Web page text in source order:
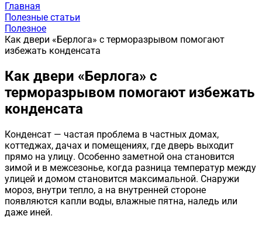
Главная
Полезные статьи
Полезное
Как двери «Берлога» с терморазрывом помогают
избежать конденсата
Как двери «Берлога» с
терморазрывом помогают избежать
конденсата
Конденсат — частая проблема в частных домах,
коттеджах, дачах и помещениях, где дверь выходит
прямо на улицу. Особенно заметной она становится
зимой и в межсезонье, когда разница температур между
улицей и домом становится максимальной. Снаружи
мороз, внутри тепло, а на внутренней стороне
появляются капли воды, влажные пятна, наледь или
даже иней.